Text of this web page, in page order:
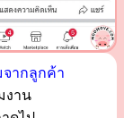
ากลูกค้า
งาน